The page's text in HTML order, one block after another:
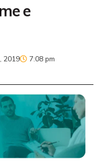
e
2019
7:08 pm